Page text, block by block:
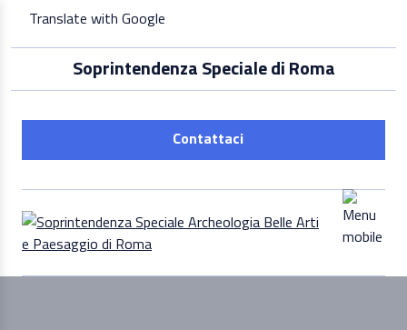
content
Translate with Google
Soprintendenza Speciale di Roma
Contattaci